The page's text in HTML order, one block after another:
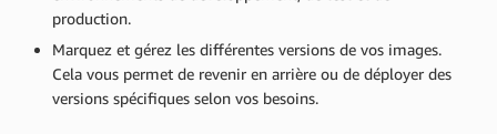
production.
Marquez et gérez les différentes versions de vos images.
Cela vous permet de revenir en arrière ou de déployer des
versions spécifiques selon vos besoins.